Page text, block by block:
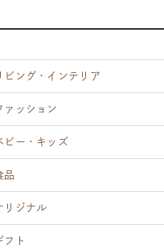
ビング・インテリア
ァッション
ビー・キッズ
品
リジナル
フト